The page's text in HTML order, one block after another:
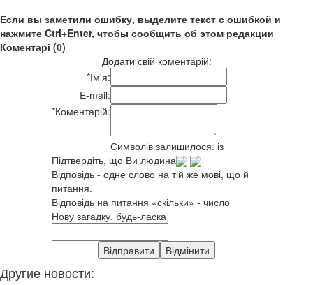
Если вы заметили ошибку, выделите текст с ошибкой и
нажмите Ctrl+Enter, чтобы сообщить об этом редакции
Коментарі (0)
Додати свій коментарій:
*Ім'я:
E-mail:
*Коментарій:
Символів залишилося: із
Підтвердіть, що Ви людина
Відповідь - одне слово на тій же мові, що й
питання.
Відповідь на питання «скільки» - число
Нову загадку, будь-ласка
Другие новости: